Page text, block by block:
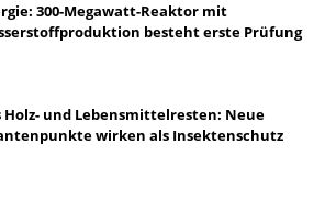
300-Megawatt-Reaktor mit
besteht erste Prüfung
Holz- und Lebensmittelresten: Neue
wirken als Insektenschutz